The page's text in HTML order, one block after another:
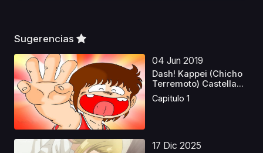
Sugerencias
04 Jun 2019
Dash! Kappei (Chicho
Terremoto) Castella...
Capitulo 1
17 Dic 2025